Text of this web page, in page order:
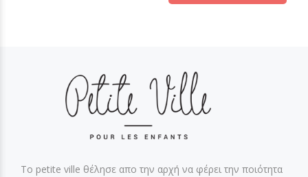
Το petite ville θέλησε απο την αρχή να φέρει την ποιότητα